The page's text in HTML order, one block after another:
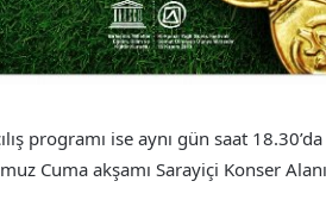
programı ise aynı gün saat
Cuma akşamı Sarayiçi Konser